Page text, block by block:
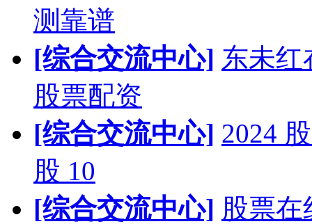
测靠谱
[综合交流中心] 东未红
股票配资
[综合交流中心] 2024
股 10
[综合交流中心] 股票